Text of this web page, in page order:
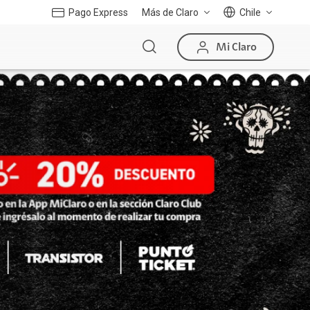
Pago Express Más de Claro Chile
Mi Claro